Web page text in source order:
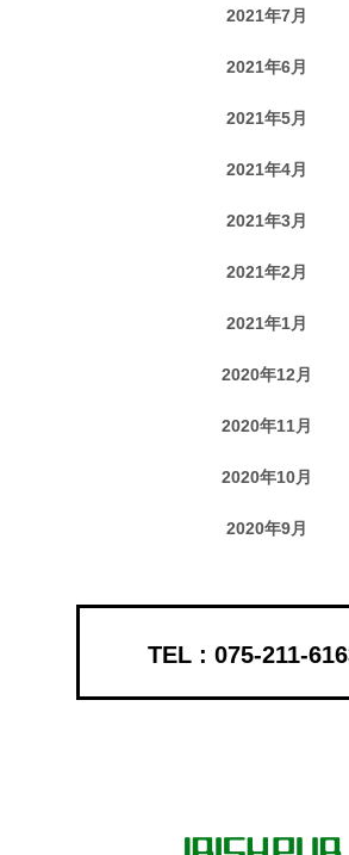
2021年7月
2021年6月
2021年5月
2021年4月
2021年3月
2021年2月
2021年1月
2020年12月
2020年11月
2020年10月
2020年9月
075-211-